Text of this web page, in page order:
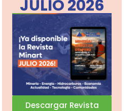
JULIO 2026
Descargar Revista